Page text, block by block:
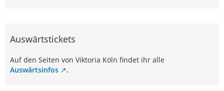
Auswärtstickets
Auf den Seiten von Viktoria Köln findet ihr alle
Auswärtsinfos
.